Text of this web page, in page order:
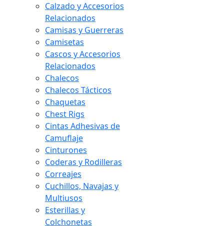
Calzado y Accesorios
Relacionados
Camisas y Guerreras
Camisetas
Cascos y Accesorios
Relacionados
Chalecos
Chalecos Tácticos
Chaquetas
Chest Rigs
Cintas Adhesivas de
Camuflaje
Cinturones
Coderas y Rodilleras
Correajes
Cuchillos, Navajas y
Multiusos
Esterillas y
Colchonetas